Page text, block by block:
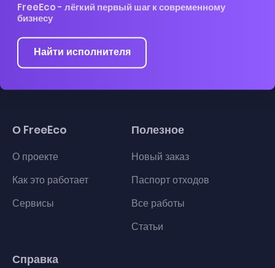
FreeEco - лёгкий первый шаг к современному
бизнесу
Найти исполнителя
О FreeEco
О проекте
Как это работает
Сервисы
Полезное
Новый заказ
Паспорт отходов
Все работы
Статьи
Справка